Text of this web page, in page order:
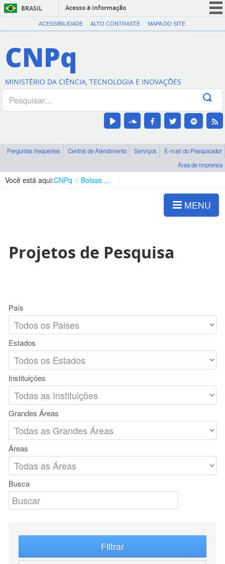
BRASIL
Acesso à informação
CORONAVÍRUS (COVID-19)
Canais
ACESSIBILIDADE ALTO CONTRASTE MAPA DO SITE
CNPq
MINISTÉRIO DA CIÊNCIA, TECNOLOGIA E INOVAÇÕES
Perguntas frequentes Central de Atendimento Serviços
E-mail do Pesquisador
Área de imprensa
Você está aqui:CNPq Bolsas e Auxílios Vigentes
MENU
Projetos de Pesquisa
País
Estados
Instituições
Grandes Áreas
Áreas
Busca
Filtrar